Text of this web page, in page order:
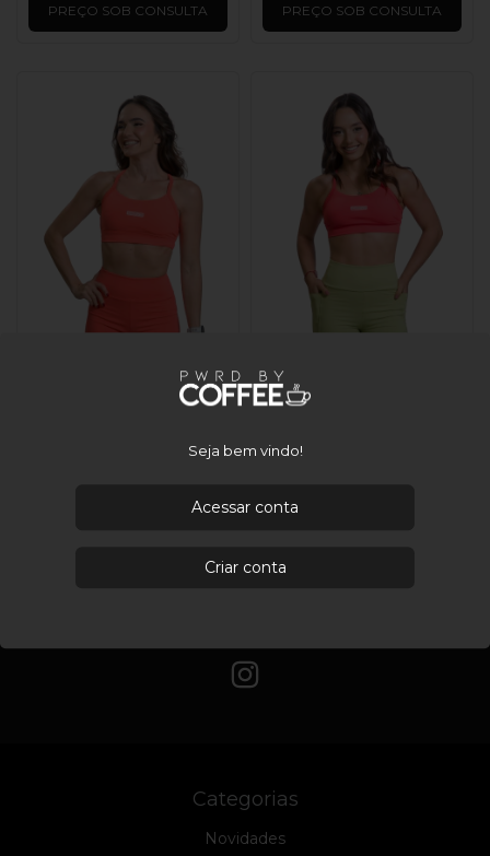
PREÇO SOB CONSULTA PREÇO SOB CONSULTA
SHORTS EMPINA
SHORTS THALI
Categorias
Novidades
Seja bem vindo!
Acessar conta
Criar conta